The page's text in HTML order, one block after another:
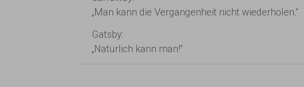
„Man kann die Vergangenheit nicht wiederholen.“
Gatsby:
„Natürlich kann man!“